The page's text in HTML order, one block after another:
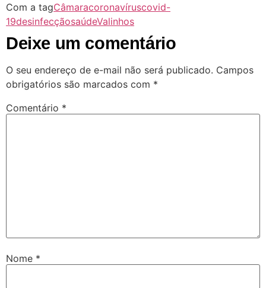
Com a tagCâmaracoronavíruscovid-
19desinfecçãosaúdeValinhos
Deixe um comentário
O seu endereço de e-mail não será publicado. Campos
obrigatórios são marcados com *
Comentário *
Nome *